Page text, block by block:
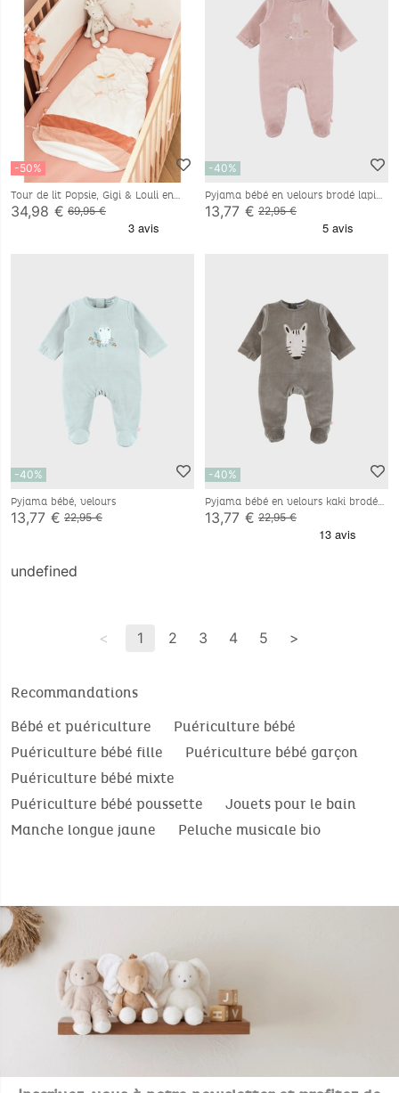
-50%
Tour de lit Popsie, Gigi & Louli en
Veloudoux®, écru/rose poudré
34,98 € 69,95 €
-40%
Pyjama bébé en velours brodé lapin
rose
13,77 € 22,95 €
-40%
Pyjama bébé, velours
13,77 € 22,95 €
-40%
Pyjama bébé en velours kaki brodé
zèbre
13,77 € 22,95 €
undefined
< 1 2 3 4 5 >
Recommandations
Bébé et puériculture
Puériculture bébé
Puériculture bébé fille
Puériculture bébé garçon
Puériculture bébé mixte
Puériculture bébé poussette
Jouets pour le bain
Manche longue jaune
Peluche musicale bio